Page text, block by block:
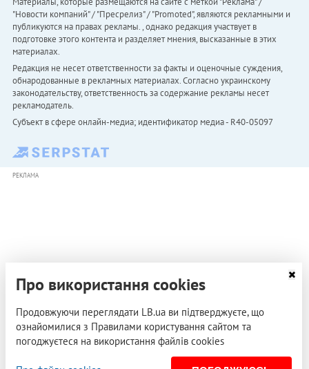
"Новости компаний" / "Пресрелиз" / "Promoted", являются рекламными и
публикуются на правах рекламы. , однако редакция участвует в
подготовке этого контента и разделяет мнения, высказанные в этих
материалах.
Редакция не несет ответственности за факты и оценочные суждения,
обнародованные в рекламных материалах. Согласно украинскому
законодательству, ответственность за содержание рекламы несет
рекламодатель.
Субъект в сфере онлайн-медиа; идентификатор медиа - R40-05097
РЕКЛАМА
Про використання cookies
Продовжуючи переглядати LB.ua ви підтверджуєте, що
ознайомилися з Правилами користування сайтом та
погоджуєтеся на використання файлів cookies